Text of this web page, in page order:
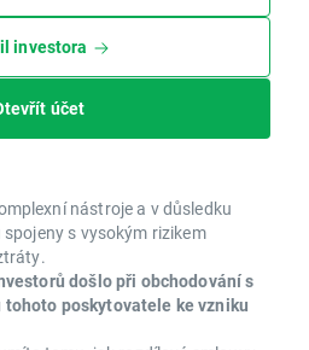
investora
účet
nástroje a v důsledku
s vysokým rizikem
došlo při obchodování s
poskytovatele ke vzniku